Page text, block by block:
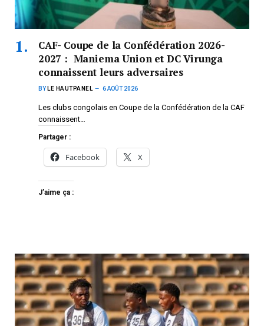
CAF- Coupe de la Confédération 2026-
2027 : Maniema Union et DC Virunga
connaissent leurs adversaires
BY LE HAUTPANEL 6 AOÛT 2026
Les clubs congolais en Coupe de la Confédération de la CAF
connaissent…
Partager :
Facebook X
J’aime ça :